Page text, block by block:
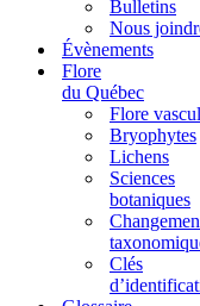
Bulletins
Nous
Évènements
Flore
du Québec
Flore
Bryophytes
Lichens
Sciences
botaniques
Clés